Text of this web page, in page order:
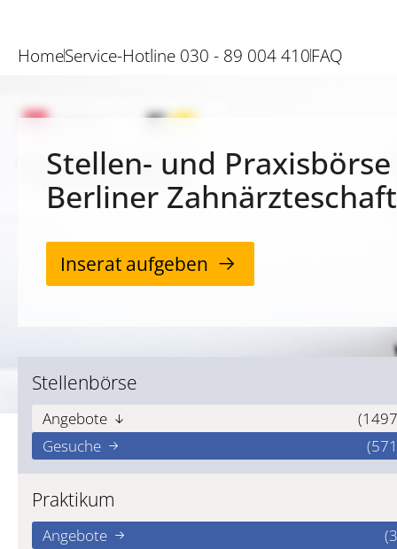
HomeService-Hotline 030 - 89 004 410FAQ
Stellen- und
Berliner Zahnärzteschaft
Inserat aufgeben
Stellenbörse
Angebote
Gesuche
Praktikum
Angebote